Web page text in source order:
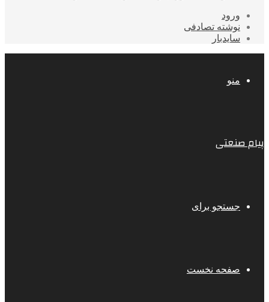
ورود
نوشته تصادفی
سایدبار
منو
پیام صنعتی
جستجو برای
صفحه نخست